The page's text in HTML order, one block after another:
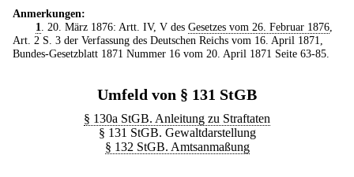
Anmerkungen:
1. 20. März 1876: Artt. IV, V des Gesetzes vom 26. Februar 1876,
Art. 2 S. 3 der Verfassung des Deutschen Reichs vom 16. April 1871,
Bundes-Gesetzblatt 1871 Nummer 16 vom 20. April 1871 Seite 63-85.
Umfeld von § 131 StGB
§ 130a StGB. Anleitung zu Straftaten
§ 131 StGB. Gewaltdarstellung
§ 132 StGB. Amtsanmaßung